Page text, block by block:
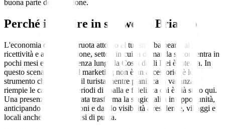
buona parte della stagione.
Perché investire in siti web a Briatico
L'economia di Briatico ruota attorno al turismo balneare, alla
ricettività e alla ristorazione, settori in cui la domanda si concentra in
pochi mesi e la concorrenza lungo la Costa degli Dei è intensa. In
questo scenario il digital marketing non è un accessorio: è lo
strumento che intercetta il turista mentre pianifica la vacanza,
riempie le camere nei periodi di spalla e fidelizza chi è già stato qui.
Una presenza online curata trasforma la stagionalità in opportunità,
anticipando le prenotazioni e dando visibilità a residence, villaggi e
locali anche fuori dai mesi di punta.